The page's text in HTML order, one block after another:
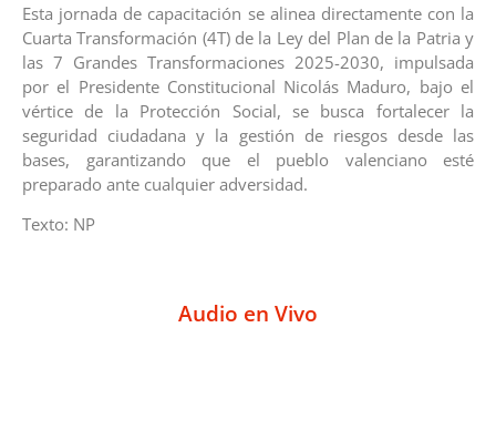
Esta jornada de capacitación se alinea directamente con la
Cuarta Transformación (4T) de la Ley del Plan de la Patria y
las 7 Grandes Transformaciones 2025-2030, impulsada
por el Presidente Constitucional Nicolás Maduro, bajo el
vértice de la Protección Social, se busca fortalecer la
seguridad ciudadana y la gestión de riesgos desde las
bases, garantizando que el pueblo valenciano esté
preparado ante cualquier adversidad.
Texto: NP
Audio en Vivo